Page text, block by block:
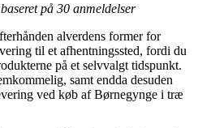
på 30 anmeldelser
alverdens former for
til et afhentningssted, fordi du
på et selvvalgt tidspunkt.
samt endda desuden
ved køb af Børnegynge i træ